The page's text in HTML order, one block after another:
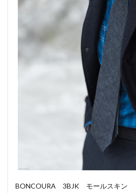
BONCOURA 3BJK モールスキン